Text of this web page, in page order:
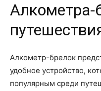
Алкометра-
Алкометр-брелок
удобное устройство,
популярным среди